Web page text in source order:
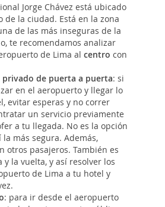
Jorge Chávez está ubicado
de la ciudad. Está en la zona
de las más inseguras de la
te recomendamos analizar
de Lima al centro con
privado de puerta a puerta: si
en el aeropuerto y llegar lo
evitar esperas y no correr
un servicio previamente
a tu llegada. No es la opción
más segura. Además,
otros pasajeros. También es
la vuelta, y así resolver los
de Lima a tu hotel y
: para ir desde el aeropuerto